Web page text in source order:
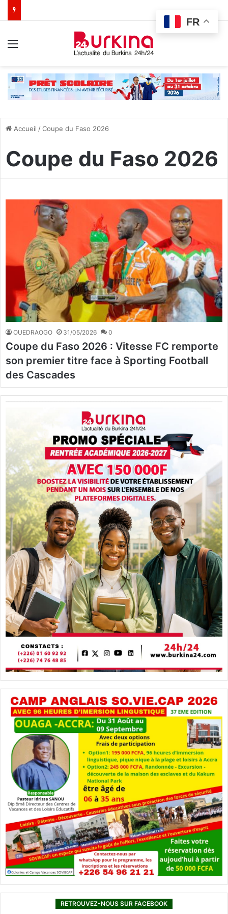
Accueil /Coupe du Faso 2026
Coupe du Faso 2026
OUEDRAOGO 31/05/2026 0
Coupe du Faso 2026 : Vitesse FC remporte
son premier titre face à Sporting Football
des Cascades
RETROUVEZ-NOUS SUR FACEBOOK
FR